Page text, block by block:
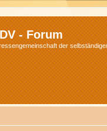
- Forum
der